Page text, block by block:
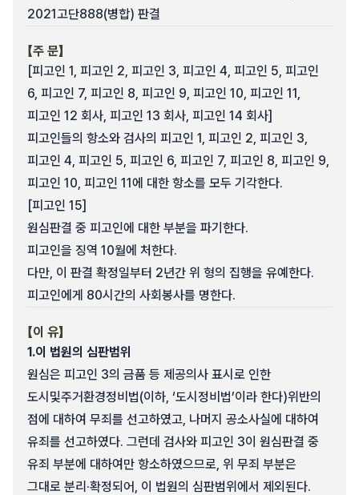
2021고단888(병합) 판결
【주 문】
[피고인 1, 피고인 2, 피고인 3, 피고인 4, 피고인 5, 피고인
6, 피고인 7, 피고인 8, 피고인 9, 피고인 10, 피고인 11,
피고인 12 회사, 피고인 13 회사, 피고인 14 회사]
피고인들의 항소와 검사의 피고인 1, 피고인 2, 피고인 3,
피고인 4, 피고인 5, 피고인 6, 피고인 7, 피고인 8, 피고인 9,
피고인 10, 피고인 11에 대한 항소를 모두 기각한다.
[피고인 15]
원심판결 중 피고인에 대한 부분을 파기한다.
피고인을 징역 10월에 처한다.
다만, 이 판결 확정일부터 2년간 위 형의 집행을 유예한다.
피고인에게 80시간의 사회봉사를 명한다.
【이 유】
1.이 법원의 심판범위
원심은 피고인 3의 금품 등 제공의사 표시로 인한
도시및주거환경정비법(이하, ‘도시정비법’이라 한다)위반의
점에 대하여 무죄를 선고하였고, 나머지 공소사실에 대하여
유죄를 선고하였다. 그런데 검사와 피고인 3이 원심판결 중
유죄 부분에 대하여만 항소하였으므로, 위 무죄 부분은
그대로 분리·확정되어, 이 법원의 심판범위에서 제외된다.